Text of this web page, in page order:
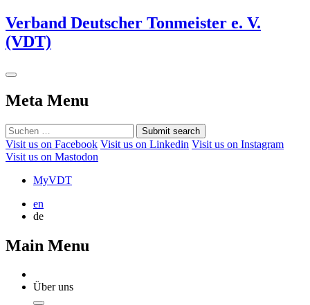
Verband Deutscher Tonmeister e. V.
(VDT)
Meta Menu
Submit search
Visit us on Facebook Visit us on Linkedin Visit us on Instagram
Visit us on Mastodon
MyVDT
en
de
Main Menu
Über uns